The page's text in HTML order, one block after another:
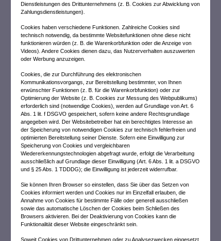
Dienstleistungen des Drittunternehmens (z. B. Cookies zur Abwicklung von
Zahlungsdienstleistungen).
Cookies haben verschiedene Funktionen. Zahlreiche Cookies sind
technisch notwendig, da bestimmte Websitefunktionen ohne diese nicht
funktionieren würden (z. B. die Warenkorbfunktion oder die Anzeige von
Videos). Andere Cookies dienen dazu, das Nutzerverhalten auszuwerten
oder Werbung anzuzeigen.
Cookies, die zur Durchführung des elektronischen
Kommunikationsvorgangs, zur Bereitstellung bestimmter, von Ihnen
erwünschter Funktionen (z. B. für die Warenkorbfunktion) oder zur
Optimierung der Website (z. B. Cookies zur Messung des Webpublikums)
erforderlich sind (notwendige Cookies), werden auf Grundlage von Art. 6
Abs. 1 lit. f DSGVO gespeichert, sofern keine andere Rechtsgrundlage
angegeben wird. Der Websitebetreiber hat ein berechtigtes Interesse an
der Speicherung von notwendigen Cookies zur technisch fehlerfreien und
optimierten Bereitstellung seiner Dienste. Sofern eine Einwilligung zur
Speicherung von Cookies und vergleichbaren
Wiedererkennungstechnologien abgefragt wurde, erfolgt die Verarbeitung
ausschließlich auf Grundlage dieser Einwilligung (Art. 6 Abs. 1 lit. a DSGVO
und § 25 Abs. 1 TDDDG); die Einwilligung ist jederzeit widerrufbar.
Sie können Ihren Browser so einstellen, dass Sie über das Setzen von
Cookies informiert werden und Cookies nur im Einzelfall erlauben, die
Annahme von Cookies für bestimmte Fälle oder generell ausschließen
sowie das automatische Löschen der Cookies beim Schließen des
Browsers aktivieren. Bei der Deaktivierung von Cookies kann die
Funktionalität dieser Website eingeschränkt sein.
Soweit Cookies von Drittunternehmen oder zu Analysezwecken eingesetzt